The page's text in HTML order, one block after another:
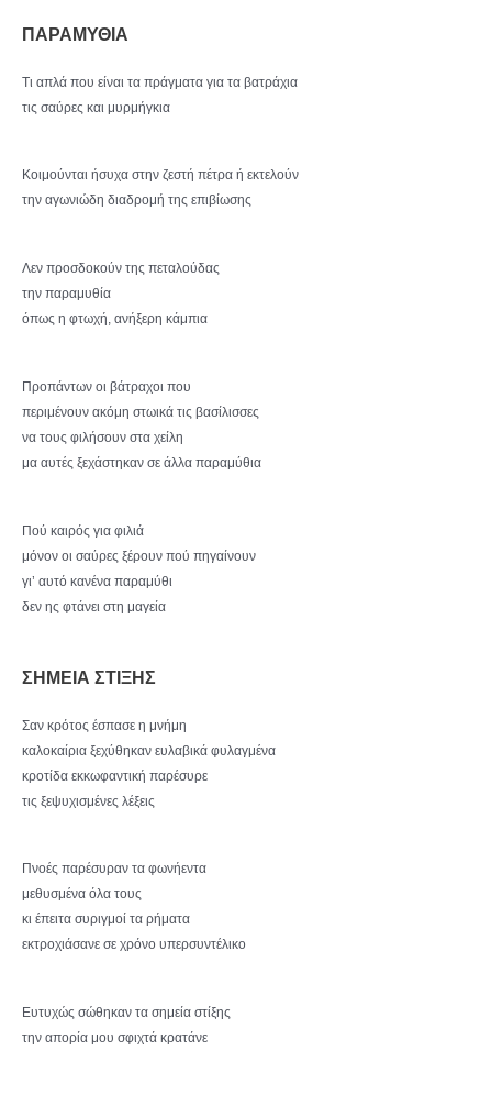
ΠΑΡΑΜΥΘΙΑ
Τι απλά που είναι τα πράγματα για τα βατράχια
τις σαύρες και μυρμήγκια
Κοιμούνται ήσυχα στην ζεστή πέτρα ή εκτελούν
την αγωνιώδη διαδρομή της επιβίωσης
Λεν προσδοκούν της πεταλούδας
την παραμυθία
όπως η φτωχή, ανήξερη κάμπια
Προπάντων οι βάτραχοι που
περιμένουν ακόμη στωικά τις βασίλισσες
να τους φιλήσουν στα χείλη
μα αυτές ξεχάστηκαν σε άλλα παραμύθια
Πού καιρός για φιλιά
μόνον οι σαύρες ξέρουν πού πηγαίνουν
γι’ αυτό κανένα παραμύθι
δεν ης φτάνει στη μαγεία
ΣΗΜΕΙΑ ΣΤΙΞΗΣ
Σαν κρότος έσπασε η μνήμη
καλοκαίρια ξεχύθηκαν ευλαβικά φυλαγμένα
κροτίδα εκκωφαντική παρέσυρε
τις ξεψυχισμένες λέξεις
Πνοές παρέσυραν τα φωνήεντα
μεθυσμένα όλα τους
κι έπειτα συριγμοί τα ρήματα
εκτροχιάσανε σε χρόνο υπερσυντέλικο
Ευτυχώς σώθηκαν τα σημεία στίξης
την απορία μου σφιχτά κρατάνε